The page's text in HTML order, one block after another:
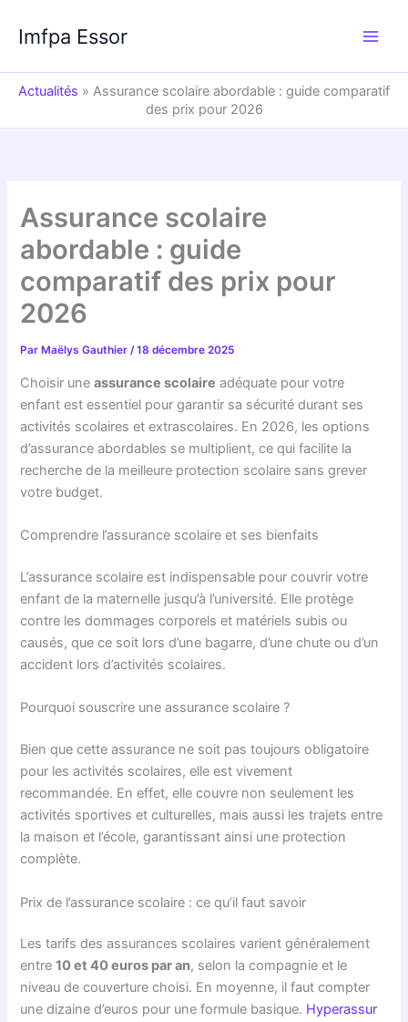
contenu
Imfpa Essor
Actualités » Assurance scolaire abordable : guide comparatif
des prix pour 2026
Assurance scolaire
abordable : guide
comparatif des prix pour
2026
Par Maëlys Gauthier/18 décembre 2025
Choisir uneassurance scolaire adéquate pour votre
enfant est essentiel pour garantir sa sécurité durant ses
activités scolaires et extrascolaires. En 2026, les options
d’assurance abordables se multiplient, ce qui facilite la
recherche de la meilleure protection scolaire sans grever
votre budget.
Comprendre l’assurance scolaire et ses bienfaits
L’assurance scolaire est indispensable pour couvrir votre
enfant de la maternelle jusqu’à l’université. Elle protège
contre les dommages corporels et matériels subis ou
causés, que ce soit lors d’une bagarre, d’une chute ou d’un
accident lors d’activités scolaires.
Pourquoi souscrire une assurance scolaire ?
Bien que cette assurance ne soit pas toujours obligatoire
pour les activités scolaires, elle est vivement
recommandée. En effet, elle couvre non seulement les
activités sportives et culturelles, mais aussi les trajets entre
la maison et l’école, garantissant ainsi une protection
complète.
Prix de l’assurance scolaire : ce qu’il faut savoir
Les tarifs des assurances scolaires varient généralement
entre10 et 40 euros par an, selon la compagnie et le
niveau de couverture choisi. En moyenne, il faut compter
une dizaine d’euros pour une formule basique. Hyperassur